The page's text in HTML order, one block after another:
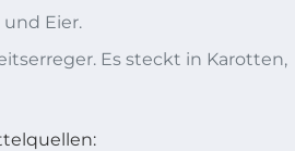
Eier.
Es steckt in Karotten,